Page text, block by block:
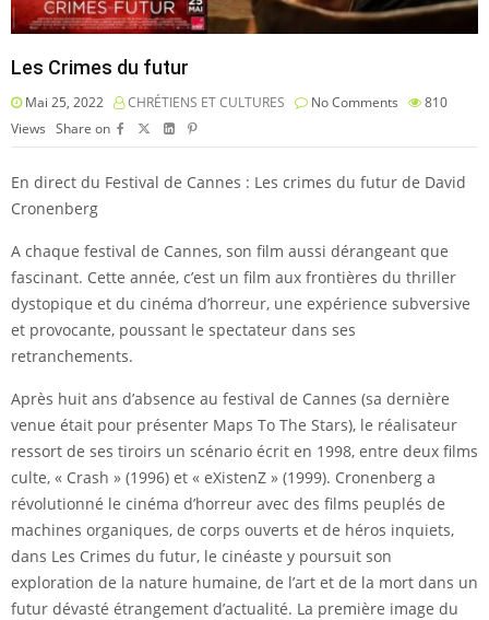
Les Crimes du futur
Mai 25, 2022 CHRÉTIENS ET CULTURES No Comments
810
Views Share on
En direct du Festival de Cannes : Les crimes du futur de David
Cronenberg
A chaque festival de Cannes, son film aussi dérangeant que
fascinant. Cette année, c’est un film aux frontières du thriller
dystopique et du cinéma d’horreur, une expérience subversive
et provocante, poussant le spectateur dans ses
retranchements.
Après huit ans d’absence au festival de Cannes (sa dernière
venue était pour présenter Maps To The Stars), le réalisateur
ressort de ses tiroirs un scénario écrit en 1998, entre deux films
culte, « Crash » (1996) et « eXistenZ » (1999). Cronenberg a
révolutionné le cinéma d’horreur avec des films peuplés de
machines organiques, de corps ouverts et de héros inquiets,
dans Les Crimes du futur, le cinéaste y poursuit son
exploration de la nature humaine, de l’art et de la mort dans un
futur dévasté étrangement d’actualité. La première image du